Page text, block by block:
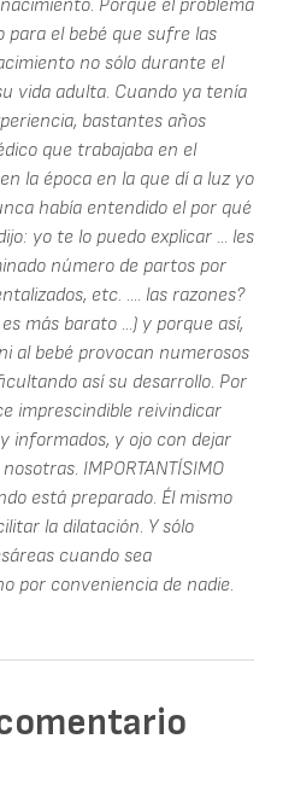
Porque el problema
para el bebé que sufre las
no sólo durante el
vida adulta. Cuando ya tenía
bastantes años
que trabajaba en el
la época en la que dí a luz yo
había entendido el por qué
yo te lo puedo explicar ... les
número de partos por
etc. .... las razones?
más barato ...) y porque así,
al bebé provocan numerosos
así su desarrollo. Por
imprescindible reivindicar
informados, y ojo con dejar
IMPORTANTÍSIMO
está preparado. Él mismo
la dilatación. Y sólo
cuando sea
por conveniencia de nadie.